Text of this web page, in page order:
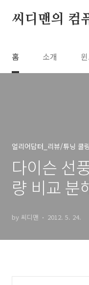
씨디맨의 컴
홈 소개
얼리어답터_리뷰/튜닝 쿨
다이슨 선
량 비교 분
by 씨디맨 2012. 5. 24.